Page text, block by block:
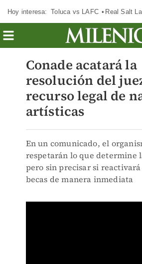
Hoy interesa: Toluca vs LAFC Real Salt
Conade acatará la
resolución del
recurso legal de
artísticas
En un comunicado, el
respetarán lo que determine
pero sin precisar si
becas de manera inmediata